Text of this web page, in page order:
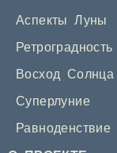
Аспекты Луны
Ретроградность
Восход Солнца
Суперлуние
Равноденствие